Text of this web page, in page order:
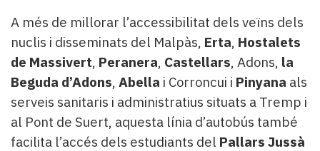
A més de millorar l’accessibilitat dels veïns dels
nuclis i disseminats del Malpàs, Erta, Hostalets
de Massivert, Peranera, Castellars, Adons, la
Beguda d’Adons, Abella i Corroncui i Pinyana als
serveis sanitaris i administratius situats a Tremp i
al Pont de Suert, aquesta línia d’autobús també
facilita l’accés dels estudiants del Pallars Jussà